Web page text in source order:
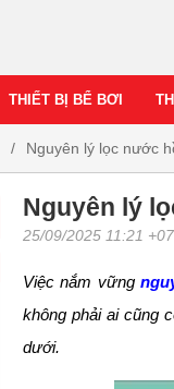
THIẾT BỊ BỂ BƠI
Nguyên lý lọc nước
Nguyên lý
25/09/2025 11:21 +07
Việc nắm vững
không phải ai cũng
dưới.